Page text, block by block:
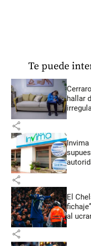
Te puede
hallar
share
share
El
al
share